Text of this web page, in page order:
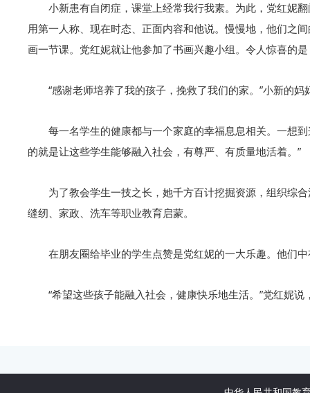
小新患有自闭症，课堂上经常我行我素。为此，党红妮
用第一人称、现在时态、正面内容和他说。慢慢地，他们之
画一节课。党红妮就让他参加了书画兴趣小组。令人惊喜的
“感谢老师培养了我的孩子，挽救了我们的家。”小新的
每一名学生的健康都与一个家庭的幸福息息相关。一想
的就是让这些学生能够融入社会，有尊严、有质量地活着。”
为了教会学生一技之长，她千方百计挖掘资源，组织综
缝纫、家政、洗车等职业教育启蒙。
在朋友圈给毕业的学生点赞是党红妮的一大乐趣。他们
“希望这些孩子能融入社会，健康快乐地生活。”党红妮